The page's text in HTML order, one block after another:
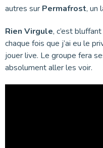
autres sur Permafrost, un
Rien Virgule, c’est
chaque fois que j’ai eu le
jouer live. Le groupe fera
absolument aller les voir.